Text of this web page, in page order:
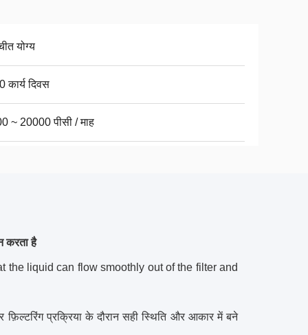
योग्य
कार्य दिवस
~ 20000 पीसी / माह
करता है
the liquid can flow smoothly out of the filter and
प्रक्रिया के दौरान सही स्थिति और आकार में बने